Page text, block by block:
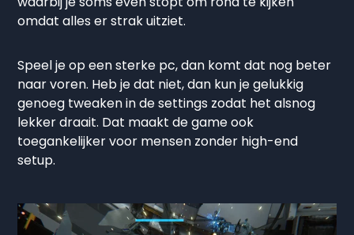
omdat alles er strak uitziet.
Speel je op een sterke pc, dan komt dat nog beter
naar voren. Heb je dat niet, dan kun je gelukkig
genoeg tweaken in de settings zodat het alsnog
lekker draait. Dat maakt de game ook
toegankelijker voor mensen zonder high-end
setup.